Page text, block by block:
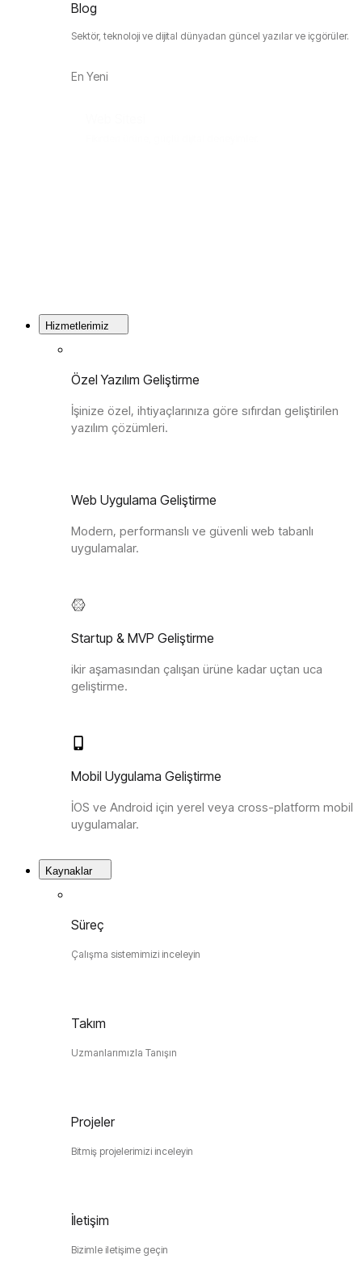
Blog
Sektör, teknoloji ve dijital dünyadan güncel yazılar ve içgörüler.
En Yeni
Hizmetlerimiz
Özel Yazılım Geliştirme
İşinize özel, ihtiyaçlarınıza göre sıfırdan geliştirilen
yazılım çözümleri.
Web Uygulama Geliştirme
Modern, performanslı ve güvenli web tabanlı
uygulamalar.
Startup & MVP Geliştirme
ikir aşamasından çalışan ürüne kadar uçtan uca
geliştirme.
Mobil Uygulama Geliştirme
İOS ve Android için yerel veya cross-platform mobil
uygulamalar.
Kaynaklar
Süreç
Çalışma sistemimizi inceleyin
Takım
Uzmanlarımızla Tanışın
Projeler
Bitmiş projelerimizi inceleyin
İletişim
Bizimle iletişime geçin